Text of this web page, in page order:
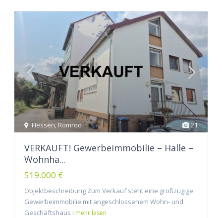
21
Hessen,Romrod
VERKAUFT! Gewerbeimmobilie – Halle –
Wohnha...
519.000 €
Objektbeschreibung Zum Verkauf steht eine großzügige
Gewerbeimmobilie mit angeschlossenem Wohn- und
Geschäftshaus i mehr lesen